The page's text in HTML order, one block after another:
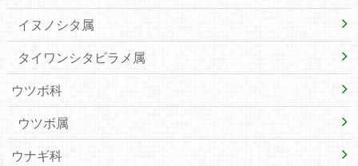
イヌノシタ属
タイワンシタビラメ属
ウツボ科
ウツボ属
ウナギ科